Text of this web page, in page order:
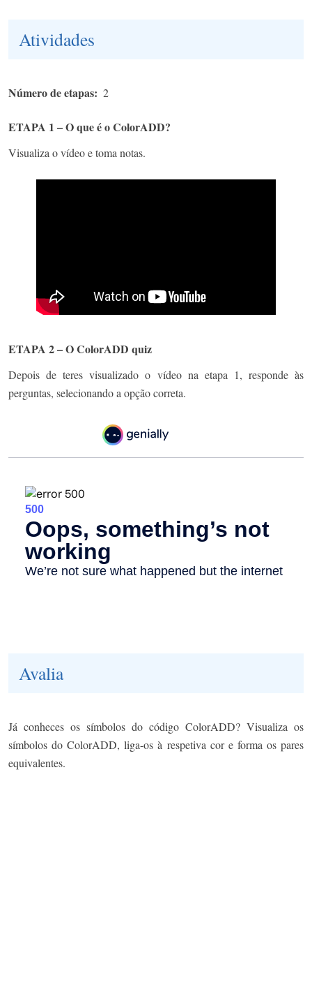
Atividades
Número de etapas 2
ETAPA 1 – O que é o ColorADD?
Visualiza o vídeo e toma notas.
ETAPA 2 – O ColorADD quiz
Depois de teres visualizado o vídeo na etapa 1, responde às
perguntas, selecionando a opção correta.
Avalia
Já conheces os símbolos do código ColorADD? Visualiza os
símbolos do ColorADD, liga-os à respetiva cor e forma os pares
equivalentes.